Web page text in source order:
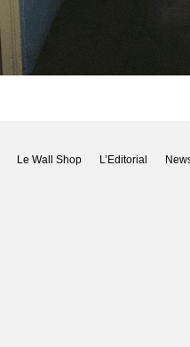
Le Wall Shop L’Editorial